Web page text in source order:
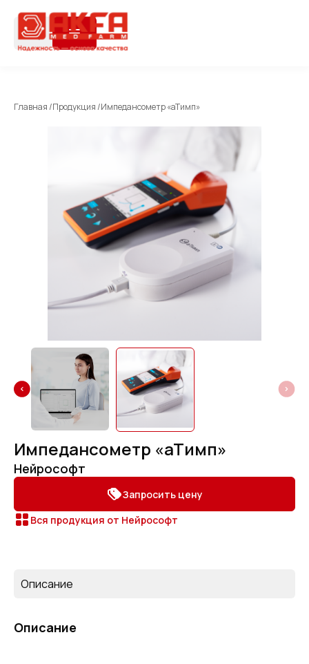
Главная /Продукция /Импедансометр «аТимп»
Импедансометр «аТимп»
Нейрософт
Запросить цену
Вся продукция от Нейрософт
Описание
Описание